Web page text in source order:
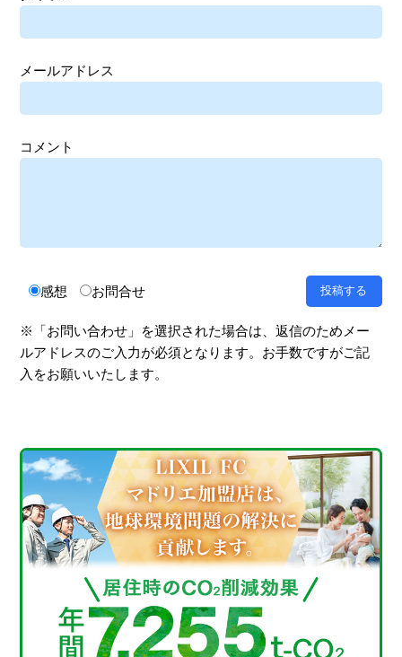
メールアドレス
コメント
感想 お問合せ
※「お問い合わせ」を選択された場合は、返信のためメー
ルアドレスのご入力が必須となります。お手数ですがご記
入をお願いいたします。